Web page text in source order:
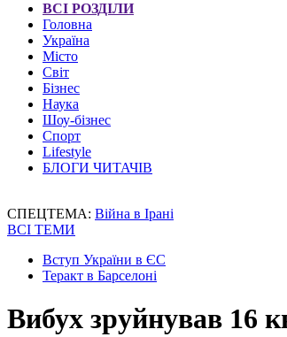
ВСІ РОЗДІЛИ
Головна
Україна
Місто
Світ
Бізнес
Наука
Шоу-бізнес
Спорт
Lifestyle
БЛОГИ ЧИТАЧІВ
СПЕЦТЕМА: Війна в Ірані
ВСІ ТЕМИ
Вступ України в ЄС
Теракт в Барселоні
Вибух зруйнував 16